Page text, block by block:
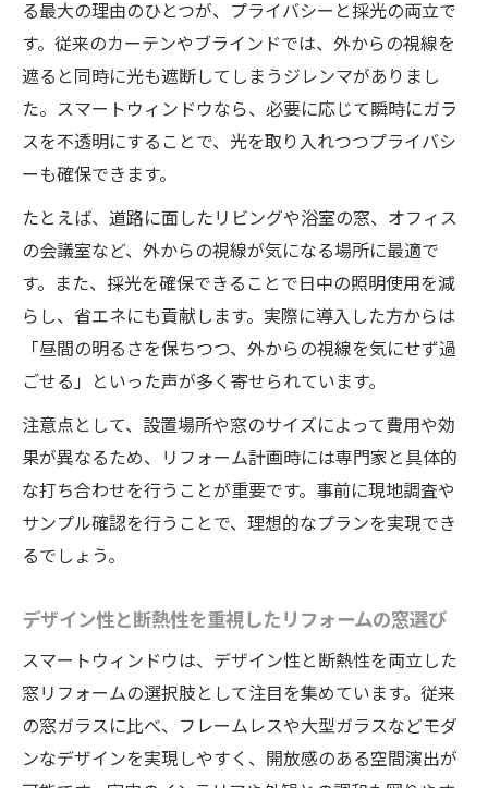
る最大の理由のひとつが、プライバシーと採光の両立で
す。従来のカーテンやブラインドでは、外からの視線を
遮ると同時に光も遮断してしまうジレンマがありまし
た。スマートウィンドウなら、必要に応じて瞬時にガラ
スを不透明にすることで、光を取り入れつつプライバシ
ーも確保できます。
たとえば、道路に面したリビングや浴室の窓、オフィス
の会議室など、外からの視線が気になる場所に最適で
す。また、採光を確保できることで日中の照明使用を減
らし、省エネにも貢献します。実際に導入した方からは
「昼間の明るさを保ちつつ、外からの視線を気にせず過
ごせる」といった声が多く寄せられています。
注意点として、設置場所や窓のサイズによって費用や効
果が異なるため、リフォーム計画時には専門家と具体的
な打ち合わせを行うことが重要です。事前に現地調査や
サンプル確認を行うことで、理想的なプランを実現でき
るでしょう。
デザイン性と断熱性を重視したリフォームの窓選び
スマートウィンドウは、デザイン性と断熱性を両立した
窓リフォームの選択肢として注目を集めています。従来
の窓ガラスに比べ、フレームレスや大型ガラスなどモダ
ンなデザインを実現しやすく、開放感のある空間演出が